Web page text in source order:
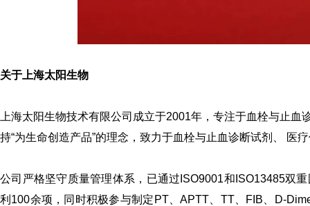
关于上海太阳生物
上海太阳生物技术有限公司成立于2001年，专注于血栓与止
持“为生命创造产品”的理念，致力于血栓与止血诊断试剂、 医
公司严格坚守质量管理体系，已通过ISO9001和ISO13485双
利100余项，同时积极参与制定PT、APTT、TT、FIB、D-